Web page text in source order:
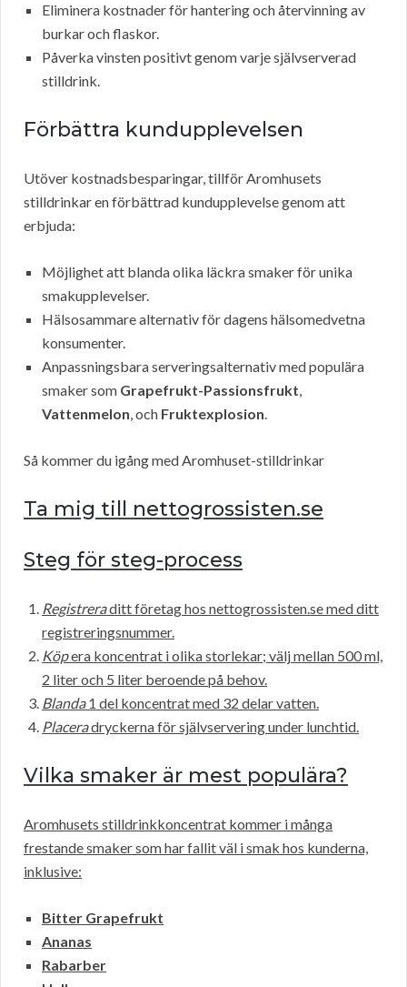
Eliminera kostnader för hantering och återvinning av
burkar och flaskor.
Påverka vinsten positivt genom varje självserverad
stilldrink.
Förbättra kundupplevelsen
Utöver kostnadsbesparingar, tillför Aromhusets
stilldrinkar en förbättrad kundupplevelse genom att
erbjuda:
Möjlighet att blanda olika läckra smaker för unika
smakupplevelser.
Hälsosammare alternativ för dagens hälsomedvetna
konsumenter.
Anpassningsbara serveringsalternativ med populära
smaker som Grapefrukt-Passionsfrukt,
Vattenmelon, och Fruktexplosion.
Så kommer du igång med Aromhuset-stilldrinkar
Ta mig till nettogrossisten.se
Steg för steg-process
Registreraditt företag hos nettogrossisten.se med ditt
registreringsnummer.
Köpera koncentrat i olika storlekar; välj mellan 500 ml,
2 liter och 5 liter beroende på behov.
Blanda1 del koncentrat med 32 delar vatten.
Placeradryckerna för självservering under lunchtid.
Vilka smaker är mest populära?
Aromhusets stilldrinkkoncentrat kommer i många
frestande smaker som har fallit väl i smak hos kunderna,
inklusive:
Bitter Grapefrukt
Ananas
Rabarber